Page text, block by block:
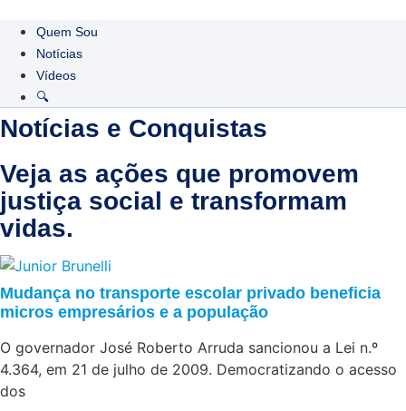
Quem Sou
Notícias
Vídeos
🔍
Notícias e Conquistas
Veja as ações que promovem
justiça social e transformam
vidas.
Mudança no transporte escolar privado beneficia
micros empresários e a população
O governador José Roberto Arruda sancionou a Lei n.º
4.364, em 21 de julho de 2009. Democratizando o acesso
dos